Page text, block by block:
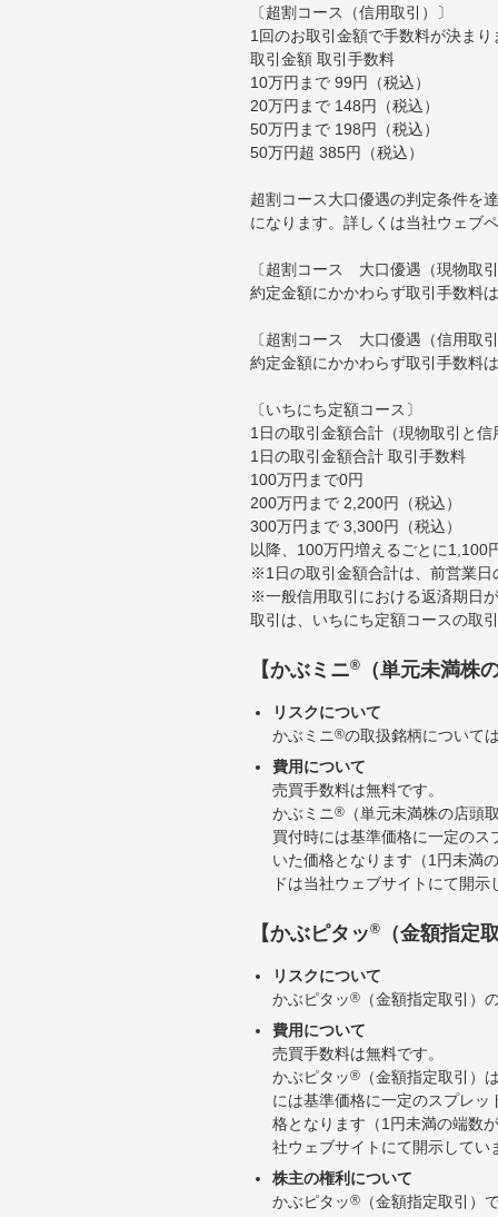
〔超割コース（信用取引）〕
1回のお取引金額で手数料が決まり
取引金額 取引手数料
10万円まで 99円（税込）
20万円まで 148円（税込）
50万円まで 198円（税込）
50万円超 385円（税込）
超割コース大口優遇の判定条件を
になります。詳しくは当社ウェブ
〔超割コース 大口優遇（現物取
約定金額にかかわらず取引手数料
〔超割コース 大口優遇（信用取
約定金額にかかわらず取引手数料
〔いちにち定額コース〕
1日の取引金額合計（現物取引と
1日の取引金額合計 取引手数料
100万円まで0円
200万円まで 2,200円（税込）
300万円まで 3,300円（税込）
以降、100万円増えるごとに1,100
※1日の取引金額合計は、前営業日
※一般信用取引における返済期日
取引は、いちにち定額コースの取
【かぶミニ® （単元未満株
リスクについて
かぶミニ®の取扱銘柄について
費用について
売買手数料は無料です。
かぶミニ®
（単元未満株の店頭
買付時には基準価格に一定の
いた価格となります（1円未満
ドは当社ウェブサイトにて開
【かぶピタッ® （金額指定
リスクについて
かぶピタッ®
（金額指定取引）
費用について
売買手数料は無料です。
かぶピタッ®
（金額指定取引）
には基準価格に一定のスプレ
格となります（1円未満の端数
社ウェブサイトにて開示して
株主の権利について
かぶピタッ® （金額指定取引）